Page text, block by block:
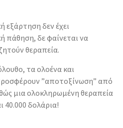
εξάρτηση δεν έχει
πάθηση, δε φαίνεται να
θεραπεία.
τα ολοένα και
”αποτοξίνωση” από
μια ολοκληρωμένη θεραπεία
40.000 δολάρια!